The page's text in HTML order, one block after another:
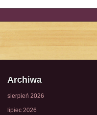
Archiwa
sierpień 2026
lipiec 2026